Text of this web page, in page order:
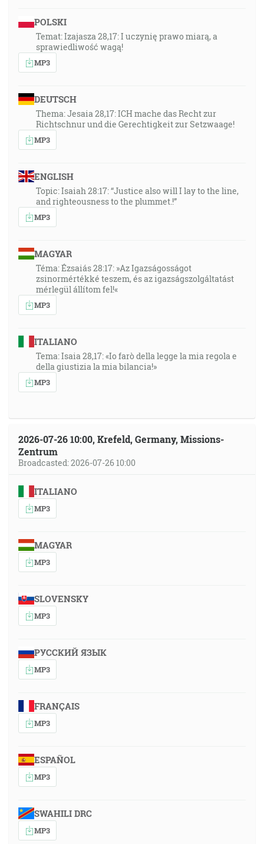
POLSKI
Temat: Izajasza 28,17: I uczynię prawo miarą, a
sprawiedliwość wagą!
MP3
DEUTSCH
Thema: Jesaia 28,17: ICH mache das Recht zur
Richtschnur und die Gerechtigkeit zur Setzwaage!
MP3
ENGLISH
Topic: Isaiah 28:17: “Justice also will I lay to the line,
and righteousness to the plummet.!”
MP3
MAGYAR
Téma: Ézsaiás 28:17: »Az Igazságosságot
zsinormértékké teszem, és az igazságszolgáltatást
mérlegül állítom fel!«
MP3
ITALIANO
Tema: Isaia 28,17: «Io farò della legge la mia regola e
della giustizia la mia bilancia!»
MP3
2026-07-26 10:00, Krefeld, Germany, Missions-
Zentrum
Broadcasted: 2026-07-26 10:00
ITALIANO
MP3
MAGYAR
MP3
SLOVENSKY
MP3
РУССКИЙ ЯЗЫК
MP3
FRANÇAIS
MP3
ESPAÑOL
MP3
SWAHILI DRC
MP3